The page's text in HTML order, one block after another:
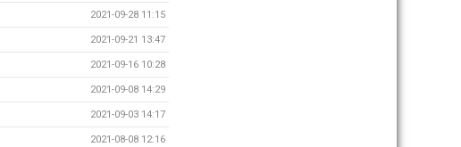
2021-09-28 11:15
2021-09-21 13:47
2021-09-16 10:28
2021-09-08 14:29
2021-09-03 14:17
2021-08-08 12:16